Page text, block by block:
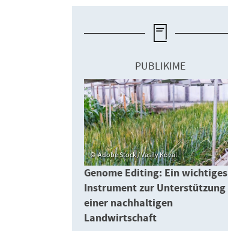
PUBLIKIME
Adobe Stock / Vasily Koval
Genome Editing: Ein wichtiges
Instrument zur Unterstützung
einer nachhaltigen
Landwirtschaft